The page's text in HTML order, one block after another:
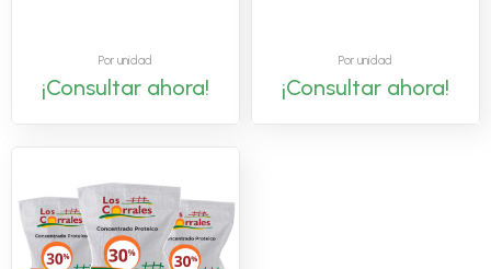
Por unidad
¡Consultar ahora!
Por unidad
¡Consultar ahora!